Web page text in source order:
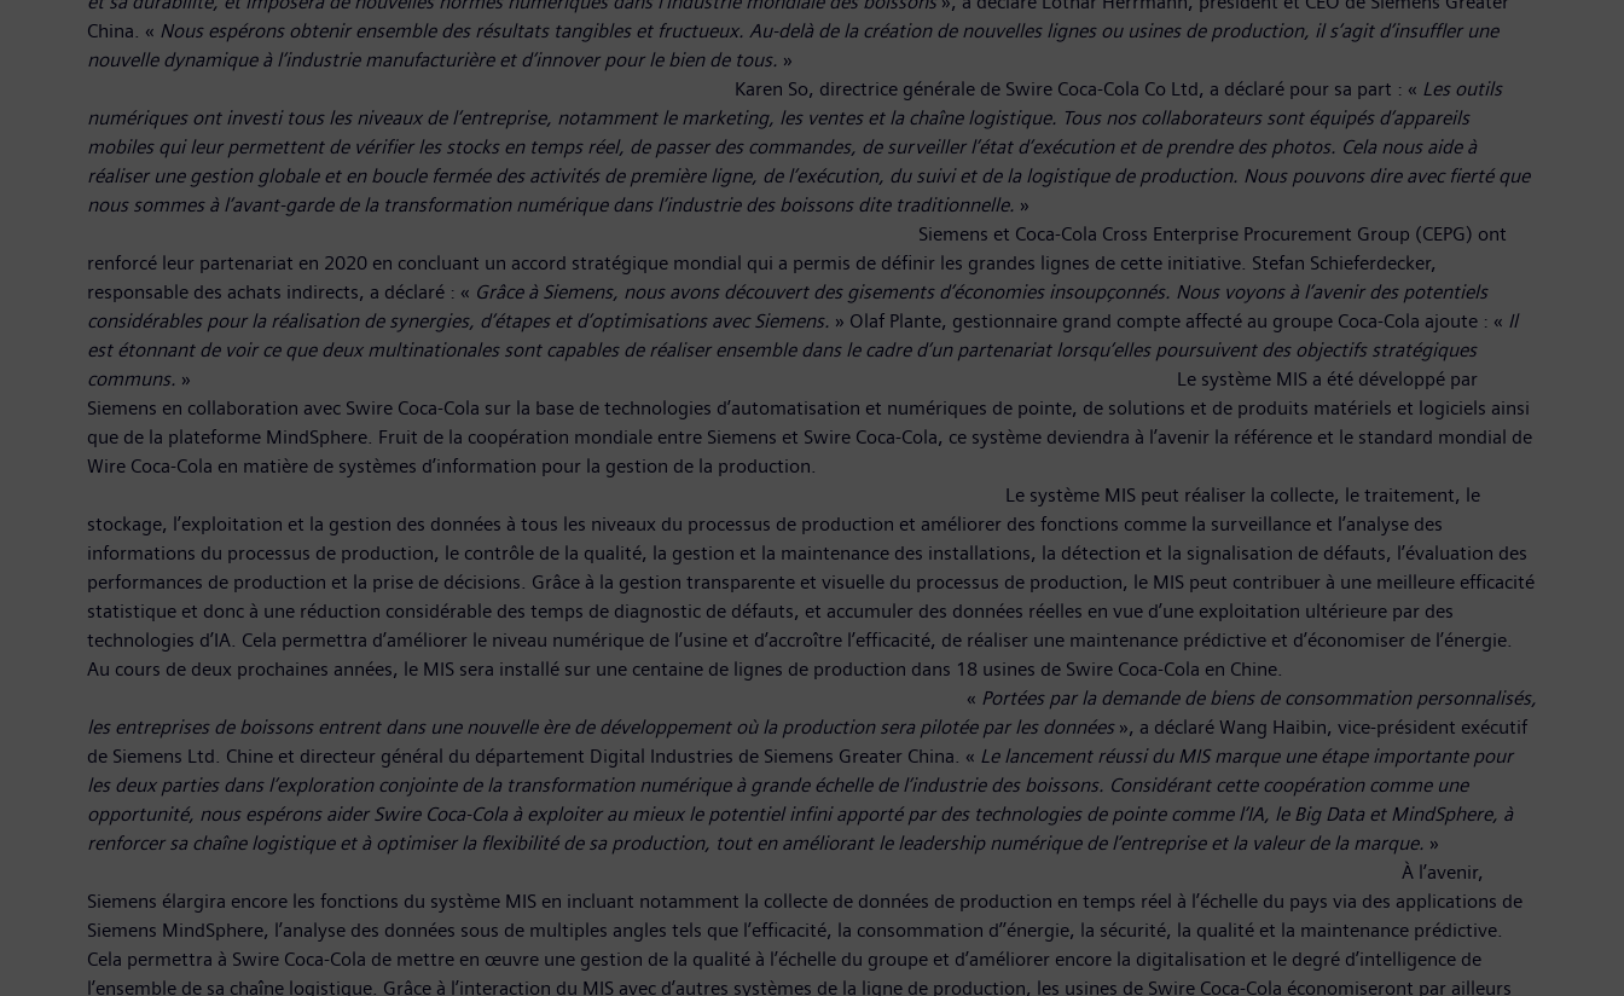
China. « Nous espérons obtenir ensemble des résultats tangibles et fructueux. Au-delà de la création de nouvelles lignes ou usines de production, il s’agit d’insuffler une
nouvelle dynamique à l’industrie manufacturière et d’innover pour le bien de tous. »
Karen So, directrice générale de Swire Coca-Cola Co Ltd, a déclaré pour sa part : « Les outils
numériques ont investi tous les niveaux de l’entreprise, notamment le marketing, les ventes et la chaîne logistique. Tous nos collaborateurs sont équipés d’appareils
mobiles qui leur permettent de vérifier les stocks en temps réel, de passer des commandes, de surveiller l’état d’exécution et de prendre des photos. Cela nous aide à
réaliser une gestion globale et en boucle fermée des activités de première ligne, de l’exécution, du suivi et de la logistique de production. Nous pouvons dire avec fierté que
nous sommes à l’avant-garde de la transformation numérique dans l’industrie des boissons dite traditionnelle. »
Siemens et Coca-Cola Cross Enterprise Procurement Group (CEPG) ont
renforcé leur partenariat en 2020 en concluant un accord stratégique mondial qui a permis de définir les grandes lignes de cette initiative. Stefan Schieferdecker,
responsable des achats indirects, a déclaré : « Grâce à Siemens, nous avons découvert des gisements d’économies insoupçonnés. Nous voyons à l’avenir des potentiels
considérables pour la réalisation de synergies, d’étapes et d’optimisations avec Siemens. » Olaf Plante, gestionnaire grand compte affecté au groupe Coca-Cola ajoute : « Il
est étonnant de voir ce que deux multinationales sont capables de réaliser ensemble dans le cadre d’un partenariat lorsqu’elles poursuivent des objectifs stratégiques
communs. » Le système MIS a été développé par
Siemens en collaboration avec Swire Coca-Cola sur la base de technologies d’automatisation et numériques de pointe, de solutions et de produits matériels et logiciels ainsi
que de la plateforme MindSphere. Fruit de la coopération mondiale entre Siemens et Swire Coca-Cola, ce système deviendra à l’avenir la référence et le standard mondial de
Wire Coca-Cola en matière de systèmes d’information pour la gestion de la production.
Le système MIS peut réaliser la collecte, le traitement, le
stockage, l’exploitation et la gestion des données à tous les niveaux du processus de production et améliorer des fonctions comme la surveillance et l’analyse des
informations du processus de production, le contrôle de la qualité, la gestion et la maintenance des installations, la détection et la signalisation de défauts, l’évaluation des
performances de production et la prise de décisions. Grâce à la gestion transparente et visuelle du processus de production, le MIS peut contribuer à une meilleure efficacité
statistique et donc à une réduction considérable des temps de diagnostic de défauts, et accumuler des données réelles en vue d’une exploitation ultérieure par des
technologies d’IA. Cela permettra d’améliorer le niveau numérique de l’usine et d’accroître l’efficacité, de réaliser une maintenance prédictive et d’économiser de l’énergie.
Au cours de deux prochaines années, le MIS sera installé sur une centaine de lignes de production dans 18 usines de Swire Coca-Cola en Chine.
« Portées par la demande de biens de consommation personnalisés,
les entreprises de boissons entrent dans une nouvelle ère de développement où la production sera pilotée par les données», a déclaré Wang Haibin, vice-président exécutif
de Siemens Ltd. Chine et directeur général du département Digital Industries de Siemens Greater China. « Le lancement réussi du MIS marque une étape importante pour
les deux parties dans l’exploration conjointe de la transformation numérique à grande échelle de l’industrie des boissons. Considérant cette coopération comme une
opportunité, nous espérons aider Swire Coca-Cola à exploiter au mieux le potentiel infini apporté par des technologies de pointe comme l’IA, le Big Data et MindSphere, à
renforcer sa chaîne logistique et à optimiser la flexibilité de sa production, tout en améliorant le leadership numérique de l’entreprise et la valeur de la marque. »
À l’avenir,
Siemens élargira encore les fonctions du système MIS en incluant notamment la collecte de données de production en temps réel à l’échelle du pays via des applications de
Siemens MindSphere, l’analyse des données sous de multiples angles tels que l’efficacité, la consommation d’’énergie, la sécurité, la qualité et la maintenance prédictive.
Cela permettra à Swire Coca-Cola de mettre en œuvre une gestion de la qualité à l’échelle du groupe et d’améliorer encore la digitalisation et le degré d’intelligence de
l’ensemble de sa chaîne logistique. Grâce à l’interaction du MIS avec d’autres systèmes de la ligne de production, les usines de Swire Coca-Cola économiseront par ailleurs